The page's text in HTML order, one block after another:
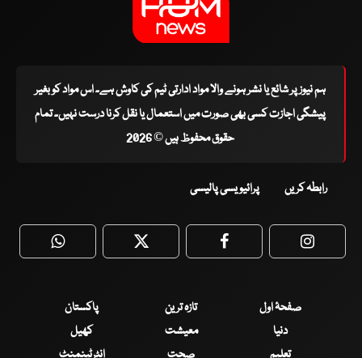
ہم نیوز پر شائع یا نشر ہونے والا مواد ادارتی ٹیم کی کاوش ہے۔ اس مواد کو بغیر
پیشگی اجازت کسی بھی صورت میں استعمال یا نقل کرنا درست نہیں۔ تمام
حقوق محفوظ ہیں © 2026
رابطہ کریں پرائیویسی پالیسی
WhatsApp Twitter Facebook
صفحۂ اول تازہ ترین
پاکستان
دنیا
معیشت
کھیل